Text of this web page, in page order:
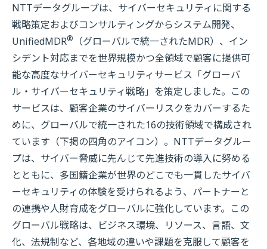
NTTデータグループは、サイバーセキュリティに関する
戦略策定およびコンサルティングからシステム開発、
UnifiedMDR®
（グローバルで統一されたMDR）、イン
シデント対応までを世界規模かつ全領域で顧客に提供可
能な高度なサイバーセキュリティサービス「グローバ
ル・サイバーセキュリティ戦略」を策定しました。この
サービスは、顧客企業のサイバーリスクをカバーするた
めに、グローバルで統一された16の技術領域で構成され
ています（下掲の四角のアイコン）。NTTデータグルー
プは、サイバー脅威に先んじて先進技術の導入に努める
とともに、多国籍企業が世界のどこでも一貫したサイバ
ーセキュリティの体験を受けられるよう、パートナーと
の連携や人財育成をグローバルに強化しています。この
グローバル戦略は、ビジネス環境、リソース、言語、文
化、法規制など、各地域の違いや課題を克服して顧客を